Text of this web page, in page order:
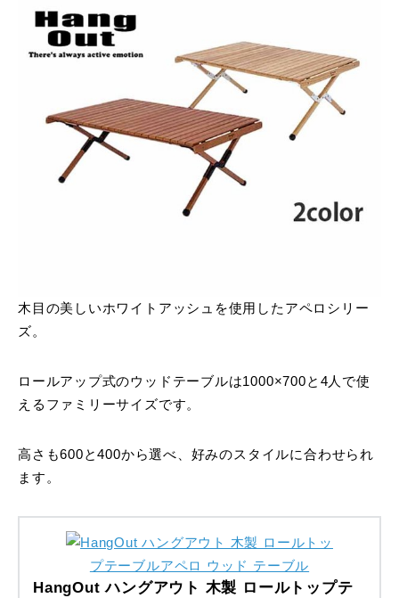
木目の美しいホワイトアッシュを使用したアペロシリー
ズ。
ロールアップ式のウッドテーブルは1000×700と4人で使
えるファミリーサイズです。
高さも600と400から選べ、好みのスタイルに合わせられ
ます。
HangOut ハングアウト 木製 ロールトップテ